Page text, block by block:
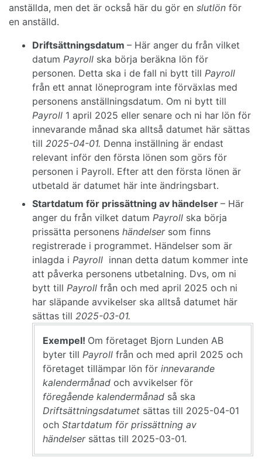
anställda, men det är också här du gör en slutlön för
en anställd.
Driftsättningsdatum – Här anger du från vilket
datum Payroll ska börja beräkna lön för
personen. Detta ska i de fall ni bytt till Payroll
från ett annat löneprogram inte förväxlas med
personens anställningsdatum. Om ni bytt till
Payroll 1 april 2025 eller senare och ni har lön för
innevarande månad ska alltså datumet här sättas
till 2025-04-01. Denna inställning är endast
relevant inför den första lönen som görs för
personen i Payroll. Efter att den första lönen är
utbetald är datumet här inte ändringsbart.
Startdatum för prissättning av händelser – Här
anger du från vilket datum Payroll ska börja
prissätta personens händelser som finns
registrerade i programmet. Händelser som är
inlagda i Payroll innan detta datum kommer inte
att påverka personens utbetalning. Dvs, om ni
bytt till Payroll från och med april 2025 och ni
har släpande avvikelser ska alltså datumet här
sättas till 2025-03-01.
Exempel! Om företaget Bjorn Lunden AB
byter till Payroll från och med april 2025 och
företaget tillämpar lön för innevarande
kalendermånad och avvikelser för
föregående kalendermånad så ska
Driftsättningsdatumet sättas till 2025-04-01
och Startdatum för prissättning av
händelser sättas till 2025-03-01.